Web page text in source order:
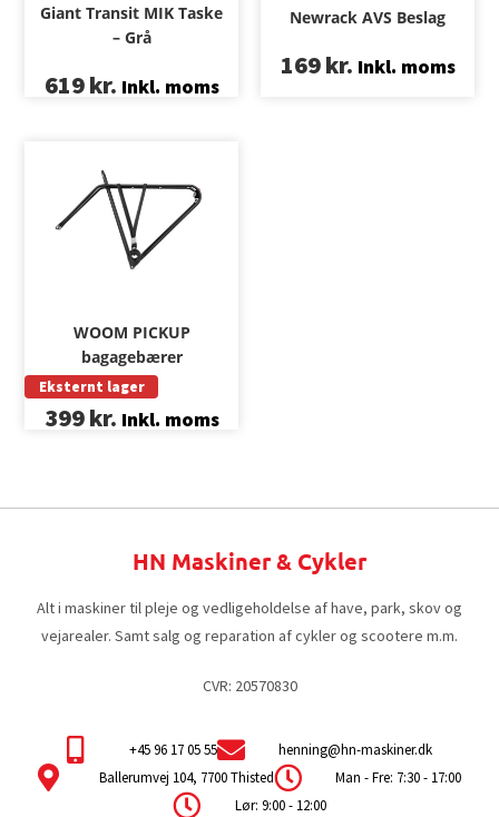
Giant Transit MIK Taske
– Grå
619kr. Inkl. moms
Newrack AVS Beslag
169kr. Inkl. moms
WOOM PICKUP
bagagebærer
Eksternt lager
399kr. Inkl. moms
HN Maskiner & Cykler
Alt i maskiner til pleje og vedligeholdelse af have, park, skov og
vejarealer. Samt salg og reparation af cykler og scootere m.m.
CVR: 20570830
+45 96 17 05 55
henning@hn-maskiner.dk
Ballerumvej 104, 7700 Thisted
Man - Fre: 7:30 - 17:00
Lør: 9:00 - 12:00